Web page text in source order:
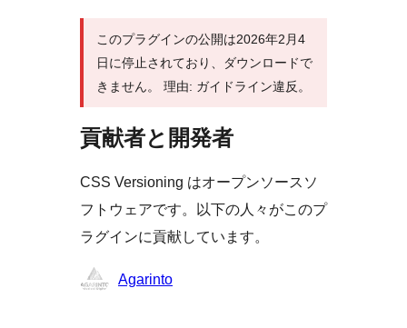
このプラグインの公開は2026年2月4
日に停止されており、ダウンロードで
きません。 理由: ガイドライン違反。
貢献者と開発者
CSS Versioning はオープンソースソ
フトウェアです。以下の人々がこのプ
ラグインに貢献しています。
貢
Agarinto